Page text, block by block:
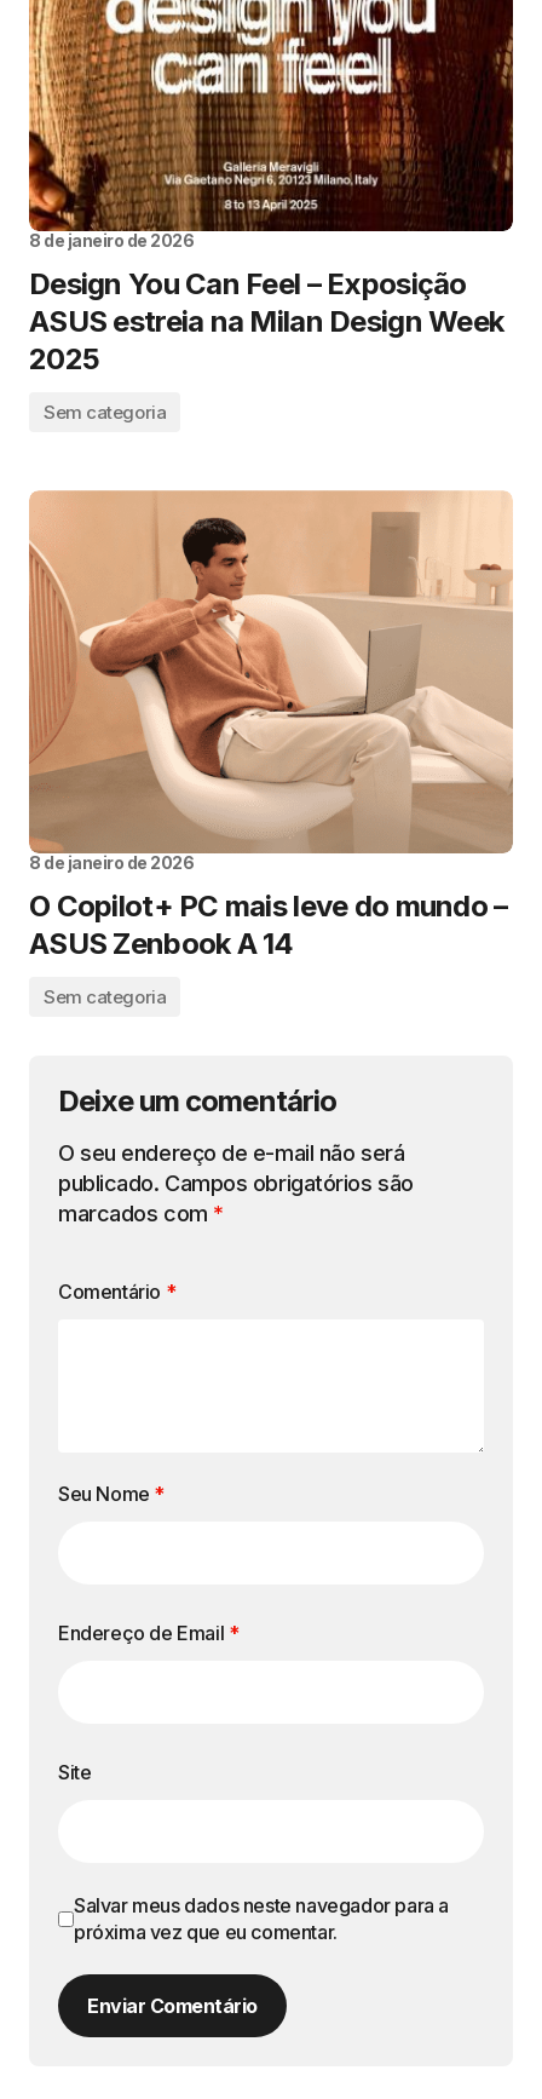
8 de janeiro de 2026
Design You Can Feel – Exposição
ASUS estreia na Milan Design Week
2025
Sem categoria
8 de janeiro de 2026
O Copilot+ PC mais leve do mundo –
ASUS Zenbook A 14
Sem categoria
Deixe um comentário
O seu endereço de e-mail não será
publicado. Campos obrigatórios são
marcados com *
Comentário *
Seu Nome *
Endereço de Email *
Site
Salvar meus dados neste navegador para a
próxima vez que eu comentar.
Enviar Comentário